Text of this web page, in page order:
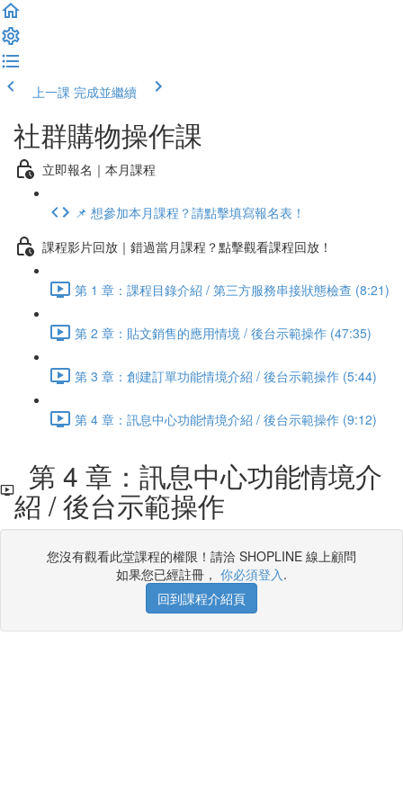
上一課 完成並繼續
社群購物操作課
立即報名｜本月課程
📌 想參加本月課程？請點擊填寫報名表！
課程影片回放｜錯過當月課程？點擊觀看課程回放！
第 1 章：課程目錄介紹 / 第三方服務串接狀態檢查 (8:21)
第 2 章：貼文銷售的應用情境 / 後台示範操作 (47:35)
第 3 章：創建訂單功能情境介紹 / 後台示範操作 (5:44)
第 4 章：訊息中心功能情境介紹 / 後台示範操作 (9:12)
第 4 章：訊息中心功能情境介
紹 / 後台示範操作
您沒有觀看此堂課程的權限！請洽 SHOPLINE 線上顧問
如果您已經註冊， 你必須登入.
回到課程介紹頁